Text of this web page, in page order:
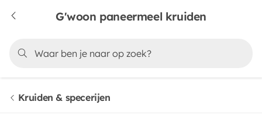
G'woon paneermeel kruiden
Kruiden & specerijen